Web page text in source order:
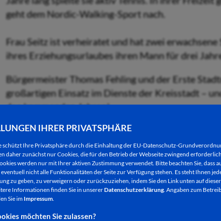
IHRER PRIVATSPHÄRE
schützt Ihre Privatsphäre durch die Einhaltung der EU-Datenschutz-
daher zunächst nur Cookies, die für den Betrieb der Webseite zwingend
werden nur mit Ihrer aktiven Zustimmung verwendet. Bitte beachten Sie, dass
nicht alle Funktionalitäten der Seite zur Verfügung stehen. Es steht Ihnen
zu geben, zu verweigern oder zurückzuziehen, indem Sie den Link unten auf
Informationen finden Sie in unsererDatenschutzerklärung. Angaben zum
Sie im Impressum.
möchten Sie zulassen?
geht dem Nordic-Walking-Sport nach.
Frau Seitz ist verheiratet und hat zwei
ihres Erziehungsurlaubes ihren Mann für drei
Bürgermeister Thomas Fehling und der Erste
großartigen Einsatz im Dienste der Kreisstadt –
den kommenden Jahren!
Während Carmen Seitz weiterhin für die
weitere Personen, die in einer weiteren
FrauAnnegret Gallerwurde in Eiterfeld-Dittlofrod
geprüfte Kinderpflegerin in Hünfeld trat sie am
Stadt Fulda und wurde im städtischen